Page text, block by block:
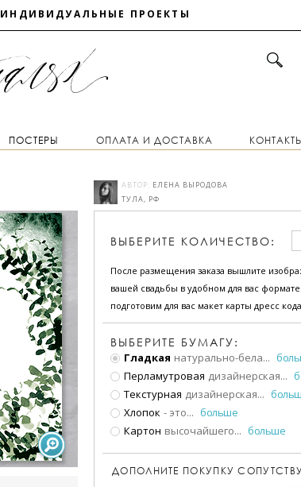
ИНДИВИДУАЛЬНЫЕ ПРОЕКТЫ
ПОСТЕРЫ ОПЛАТА И ДОСТАВКА
АВТОР: ЕЛЕНА ВЫРОДОВА
ТУЛА, РФ
ВЫБЕРИТЕ КОЛИЧЕСТВО:
После размещения заказа вышлите
вашей свадьбы в удобном для вас
подготовим для вас макет карты дресс кода.
ВЫБЕРИТЕ БУМАГУ:
Гладкая натурально-бела...
Перламутровая дизайнерская...
Текстурная дизайнерская...
Хлопок - это... больше
Картон высочайшего... больше
ДОПОЛНИТЕ ПОКУПКУ